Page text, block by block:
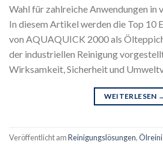
Wahl für zahlreiche Anwendungen in
In diesem Artikel werden die Top 10
von AQUAQUICK 2000 als
der industriellen Reinigung
Wirksamkeit, Sicherheit und
WEITERLESEN
Veröffentlicht amReinigungslösungen,